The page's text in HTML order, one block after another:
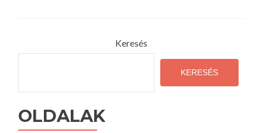
Keresés
KERESÉS
OLDALAK